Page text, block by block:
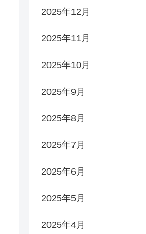
2025年12月
2025年11月
2025年10月
2025年9月
2025年8月
2025年7月
2025年6月
2025年5月
2025年4月